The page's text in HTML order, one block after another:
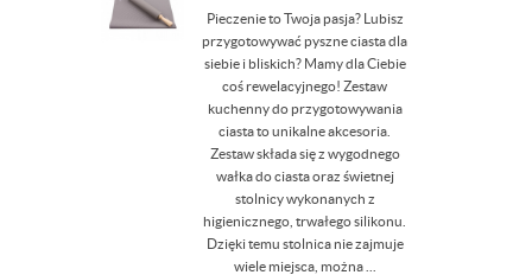
Pieczenie to Twoja pasja? Lubisz
przygotowywać pyszne ciasta dla
siebie i bliskich? Mamy dla Ciebie
coś rewelacyjnego! Zestaw
kuchenny do przygotowywania
ciasta to unikalne akcesoria.
Zestaw składa się z wygodnego
wałka do ciasta oraz świetnej
stolnicy wykonanych z
higienicznego, trwałego silikonu.
Dzięki temu stolnica nie zajmuje
wiele miejsca, można ...